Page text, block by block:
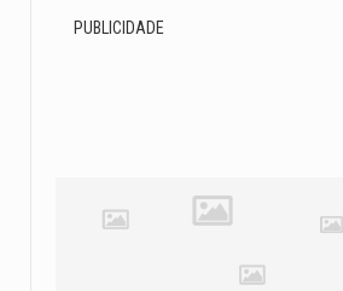
PUBLICIDADE